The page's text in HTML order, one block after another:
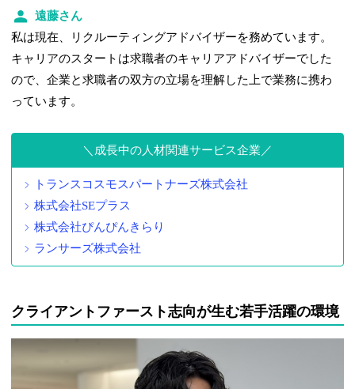
遠藤さん
私は現在、リクルーティングアドバイザーを務めています。
キャリアのスタートは求職者のキャリアアドバイザーでした
ので、企業と求職者の双方の立場を理解した上で業務に携わ
っています。
成長中の人材関連サービス企業
トランスコスモスパートナーズ株式会社
株式会社SEプラス
株式会社ぴんぴんきらり
ランサーズ株式会社
クライアントファースト志向が生む若手活躍の環境